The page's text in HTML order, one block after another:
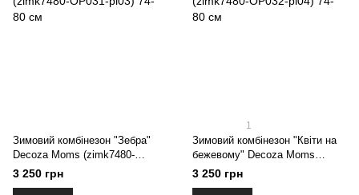
Зимовий комбінезон "Зебра"
Decoza Moms (zimk7480-
OP031-pl03) 74-80 см
3 250 грн
1
Зимовий комбінезон "Квіти на
бежевому" Decoza Moms
(zimk7480-OP032-pl04) 74-80 см
3 250 грн